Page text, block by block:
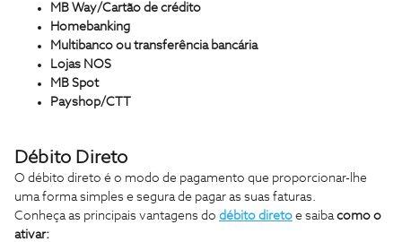
MB Way/Cartão de crédito
Homebanking
Multibanco ou transferência bancária
Lojas NOS
MB Spot
Payshop/CTT
Débito Direto
O débito direto é o modo de pagamento que proporcionar-lhe
uma forma simples e segura de pagar as suas faturas.
Conheça as principais vantagens do débito direto e saiba como o
ativar: